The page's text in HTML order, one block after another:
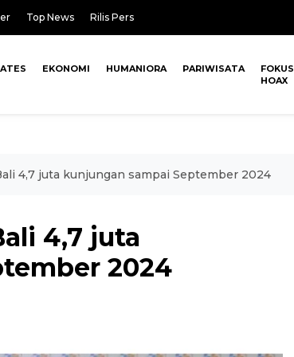
Top News Rilis Pers
EKONOMI HUMANIORA PARIWISATA
FOKUS
HOAX
4,7 juta kunjungan sampai September 2024
4,7 juta
2024